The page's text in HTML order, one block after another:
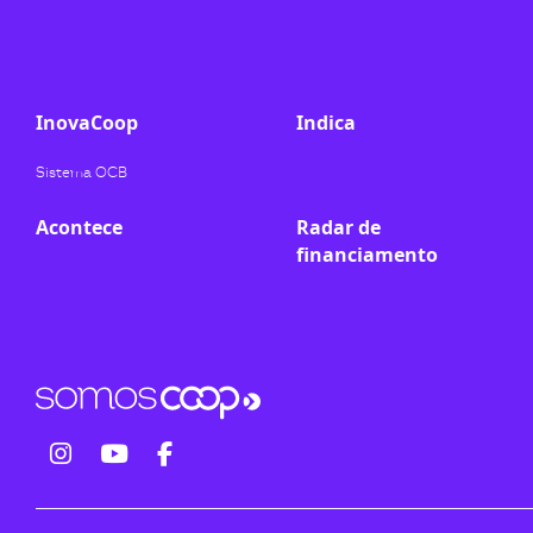
InovaCoop
Sistema OCB
Acontece
Indica
Radar de
financiamento
fab fabfab